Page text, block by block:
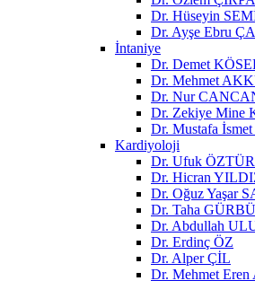
Dr. Hüseyin
Dr. Ayşe Ebru
İntaniye
Dr. Demet
Dr. Mehmet
Dr. Nur
Dr. Zekiye Mine
Dr. Mustafa
Kardiyoloji
Dr. Ufuk
Dr. Hicran
Dr. Oğuz Yaşar
Dr. Taha
Dr. Abdullah
Dr. Erdinç ÖZ
Dr. Alper ÇİL
Dr. Mehmet